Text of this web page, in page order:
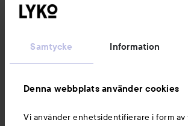
Samtycke Information
Denna webbplats använder cookies
Vi använder enhetsidentifierare i form
Du kanske också gillar